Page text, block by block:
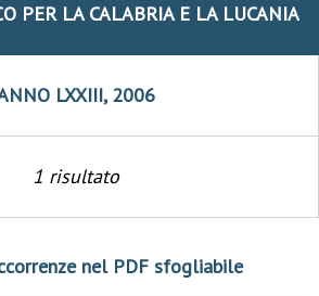
PER LA CALABRIA E LA LUCANIA
LXXIII, 2006
1 risultato
nel PDF sfogliabile